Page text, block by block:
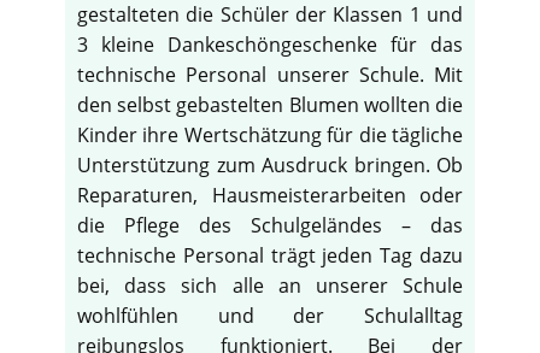
gestalteten die Schüler der Klassen 1 und
3 kleine Dankeschöngeschenke für das
technische Personal unserer Schule. Mit
den selbst gebastelten Blumen wollten die
Kinder ihre Wertschätzung für die tägliche
Unterstützung zum Ausdruck bringen. Ob
Reparaturen, Hausmeisterarbeiten oder
die Pflege des Schulgeländes – das
technische Personal trägt jeden Tag dazu
bei, dass sich alle an unserer Schule
wohlfühlen und der Schulalltag
reibungslos funktioniert. Bei der